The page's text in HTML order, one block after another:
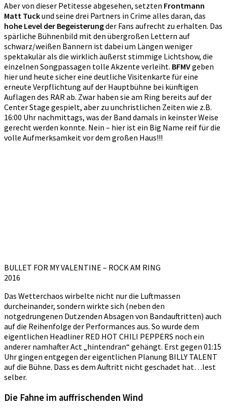
Aber von dieser Petitesse abgesehen, setzten Frontmann
Matt Tuckund seine drei Partners in Crime alles daran, das
hohe Level der Begeisterungder Fans aufrecht zu erhalten. Das
spärliche Bühnenbild mit den übergroßen Lettern auf
schwarz/weißen Bannern ist dabei um Längen weniger
spektakulär als die wirklich äußerst stimmige Lichtshow, die
einzelnen Songpassagen tolle Akzente verleiht. BFMVgeben
hier und heute sicher eine deutliche Visitenkarte für eine
erneute Verpflichtung auf der Hauptbühne bei künftigen
Auflagen des RAR ab. Zwar haben sie am Ring bereits auf der
Center Stage gespielt, aber zu unchristlichen Zeiten wie z.B.
16:00 Uhr nachmittags, was der Band damals in keinster Weise
gerecht werden konnte. Nein – hier ist ein Big Name reif für die
volle Aufmerksamkeit vor dem großen Haus!!!
BULLET FOR MY VALENTINE – ROCK AM RING
2016
Das Wetterchaos wirbelte nicht nur die Luftmassen
durcheinander, sondern wirkte sich (neben den
notgedrungenen Dutzenden Absagen von Bandauftritten) auch
auf die Reihenfolge der Performances aus. So wurde dem
eigentlichen Headliner RED HOT CHILI PEPPERS noch ein
anderer namhafter Act „hintendran“ gehängt. Erst gegen 01:15
Uhr gingen entgegen der eigentlichen Planung BILLY TALENT
auf die Bühne. Dass es dem Auftritt nicht geschadet hat…lest
selber.
Die Fahne im auffrischenden Wind